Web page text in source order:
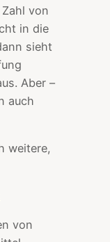
von
in die
sieht
Aber –
auch
weitere,
von